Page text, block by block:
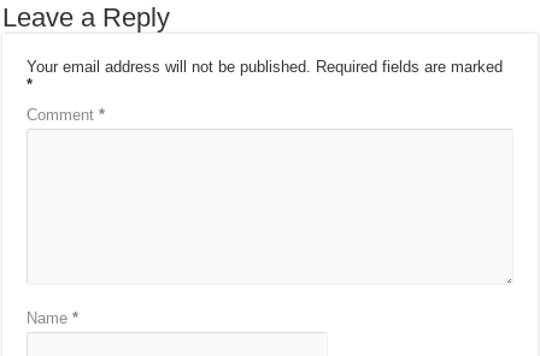
Leave a Reply
Your email address will not be published.
Required fields are marked
*
Comment*
Name*